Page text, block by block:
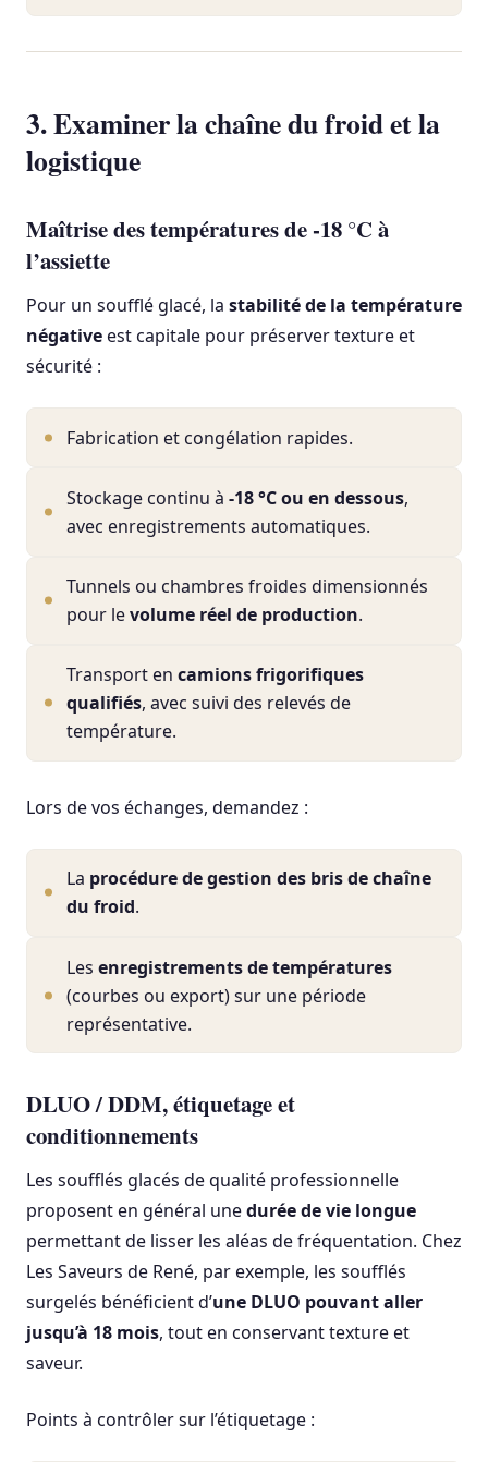
3. Examiner la chaîne du froid et la
logistique
Maîtrise des températures de -18 °C à
l’assiette
Pour un soufflé glacé, la stabilité de la température
négativeest capitale pour préserver texture et
sécurité :
Fabrication et congélation rapides.
Stockage continu à -18 °C ou en dessous,
avec enregistrements automatiques.
Tunnels ou chambres froides dimensionnés
pour levolume réel de production.
Transport en camions frigorifiques
qualifiés, avec suivi des relevés de
température.
Lors de vos échanges, demandez :
La procédure de gestion des bris de chaîne
du froid.
Les enregistrements de températures
(courbes ou export) sur une période
représentative.
DLUO / DDM, étiquetage et
conditionnements
Les soufflés glacés de qualité professionnelle
proposent en général unedurée de vie longue
permettant de lisser les aléas de fréquentation. Chez
Les Saveurs de René, par exemple, les soufflés
surgelés bénéficient d’une DLUO pouvant aller
jusqu’à 18 mois, tout en conservant texture et
saveur.
Points à contrôler sur l’étiquetage :